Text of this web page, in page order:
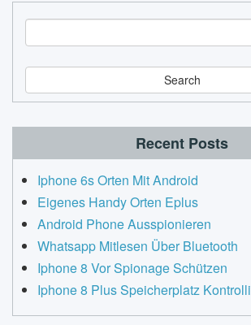
e
a
r
c
Recent Posts
Iphone 6s Orten Mit Android
Eigenes Handy Orten Eplus
Android Phone Ausspionieren
Whatsapp Mitlesen Über Bluetooth
Iphone 8 Vor Spionage Schützen
Iphone 8 Plus Speicherplatz